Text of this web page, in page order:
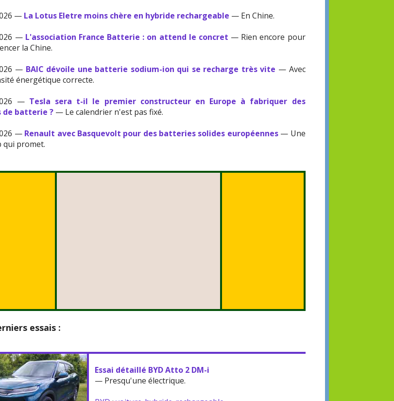
— La Lotus Eletre moins chère en hybride rechargeable — En Chine.
— L'association France Batterie : on attend le concret — Rien encore pour
la Chine.
— BAIC dévoile une batterie sodium-ion qui se recharge très vite — Avec
énergétique correcte.
— Tesla sera t-il le premier constructeur en Europe à fabriquer des
de batterie ? — Le calendrier n'est pas fixé.
— Renault avec Basquevolt pour des batteries solides européennes— Une
qui promet.
essais :
Essai détaillé BYD Atto 2 DM-i
— Presqu'une électrique.